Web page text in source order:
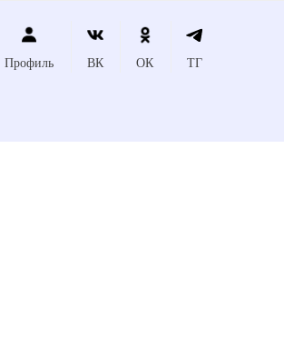
Профиль ВК ОК ТГ